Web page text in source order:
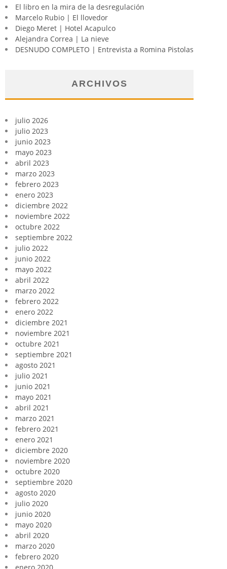
El libro en la mira de la desregulación
Marcelo Rubio | El llovedor
Diego Meret | Hotel Acapulco
Alejandra Correa | La nieve
DESNUDO COMPLETO | Entrevista a Romina Pistolas
ARCHIVOS
julio 2026
julio 2023
junio 2023
mayo 2023
abril 2023
marzo 2023
febrero 2023
enero 2023
diciembre 2022
noviembre 2022
octubre 2022
septiembre 2022
julio 2022
junio 2022
mayo 2022
abril 2022
marzo 2022
febrero 2022
enero 2022
diciembre 2021
noviembre 2021
octubre 2021
septiembre 2021
agosto 2021
julio 2021
junio 2021
mayo 2021
abril 2021
marzo 2021
febrero 2021
enero 2021
diciembre 2020
noviembre 2020
octubre 2020
septiembre 2020
agosto 2020
julio 2020
junio 2020
mayo 2020
abril 2020
marzo 2020
febrero 2020